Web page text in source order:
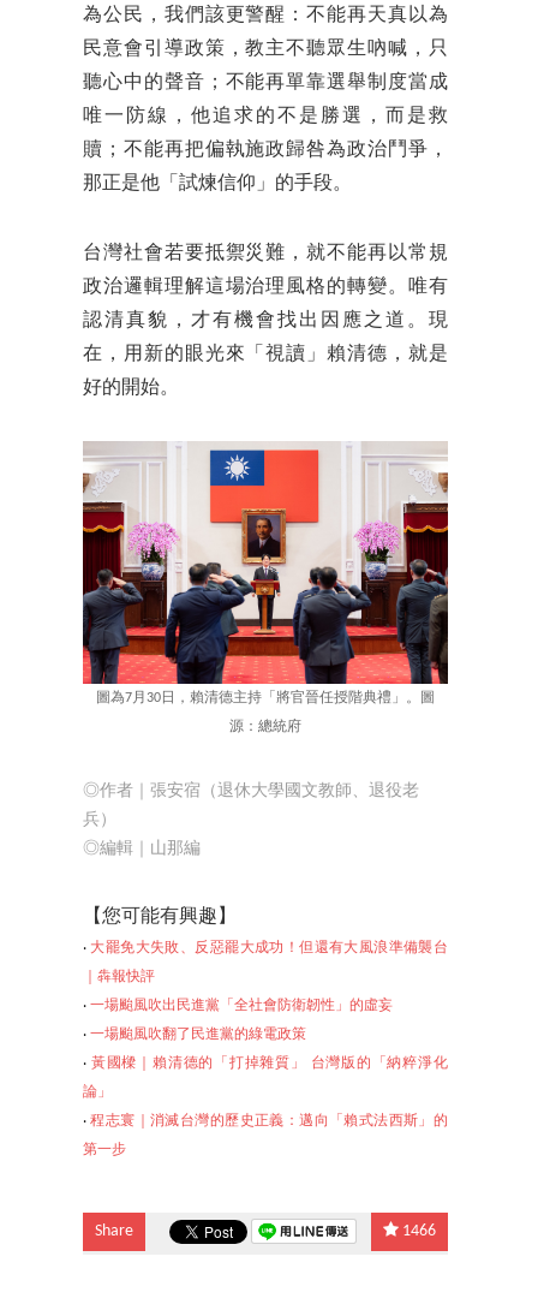
為公民，我們該更警醒：不能再天真以為
民意會引導政策，教主不聽眾生吶喊，只
聽心中的聲音；不能再單靠選舉制度當成
唯一防線，他追求的不是勝選，而是救
贖；不能再把偏執施政歸咎為政治鬥爭，
那正是他「試煉信仰」的手段。
台灣社會若要抵禦災難，就不能再以常規
政治邏輯理解這場治理風格的轉變。唯有
認清真貌，才有機會找出因應之道。現
在，用新的眼光來「視讀」賴清德，就是
好的開始。
圖為7月30日，賴清德主持「將官晉任授階典禮」。圖
源：總統府
◎作者｜張安宿（退休大學國文教師、退役老
兵）
◎編輯｜山那編
【您可能有興趣】
‧ 大罷免大失敗、反惡罷大成功！但還有大風浪準備襲台
｜犇報快評
‧ 一場颱風吹出民進黨「全社會防衛韌性」的虛妄
‧ 一場颱風吹翻了民進黨的綠電政策
‧ 黃國樑｜賴清德的「打掉雜質」 台灣版的「納粹淨化
論」
‧程志寰｜消滅台灣的歷史正義：邁向「賴式法西斯」的
第一步
Share 1466